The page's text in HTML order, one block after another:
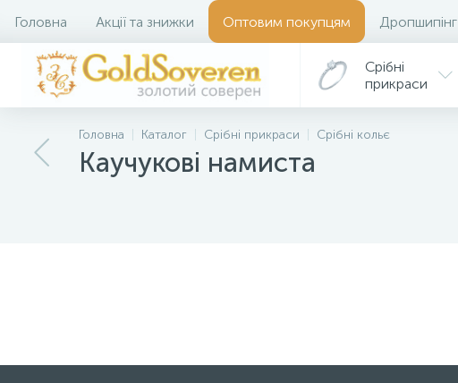
Головна Акції та знижки Оптовим покупцям Дропшипінг
Срібні
прикраси
Головна Каталог Срібні прикраси Срібні кольє
Каучукові намиста